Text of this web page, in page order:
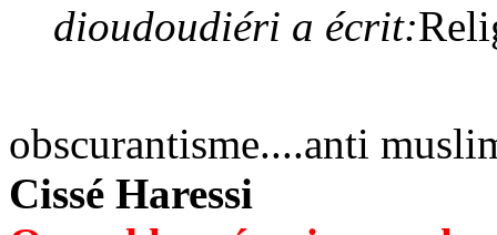
dioudoudiéri a écrit:
obscurantisme....anti
Cissé Haressi